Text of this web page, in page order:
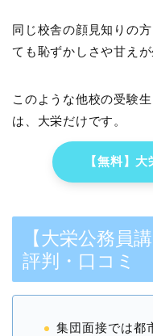
同じ校舎の顔見知りの
ても恥ずかしさや甘えが
このような他校の受験
は、大栄だけです。
【無料】
【大栄公務員
評判・口コミ
集団面接では都